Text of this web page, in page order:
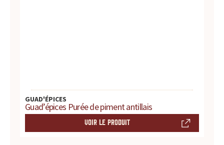
e
s
.
GUAD'ÉPICES
Guad’épices Purée de piment antillais
VOIR LE PRODUIT